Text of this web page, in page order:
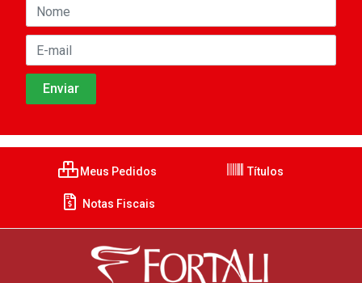
Meus Pedidos Títulos
Notas Fiscais